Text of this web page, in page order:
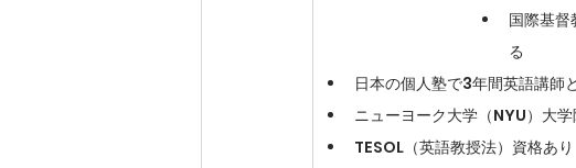
国際基
る
日本の個人塾で3年間英語講師
ニューヨーク大学（NYU）大
​TESOL（英語教授法）資格あり